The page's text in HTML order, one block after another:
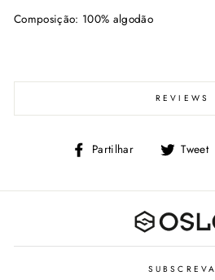
Composição: 100% algodão
REVIEWS
Partilhar
PartilheTweet
SUBSCREVA